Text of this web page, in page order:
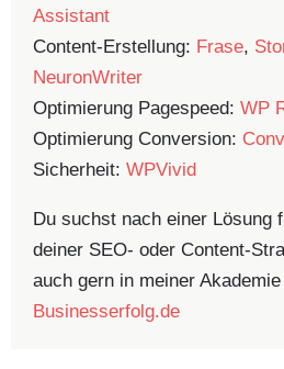
Assistant
Content-Erstellung: Frase,
NeuronWriter
Optimierung Pagespeed: WP
Optimierung Conversion:
Sicherheit: WPVivid
Du suchst nach einer Lösung
deiner SEO- oder Content-
auch gern in meiner
Businesserfolg.de